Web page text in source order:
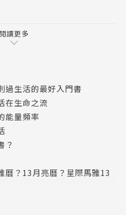
是時間的奧祕。
蘭詩人／學者／哲學家
的安排嗎？
動」，學習與環境自然共振，
的生活步調，調頻共時，
、真實的自己。
人／朱衍舞．Rafeeka
豐
閱讀更多
過生活的最好入門書
在生命之流
能量頻率
？
？13月亮曆？星際馬雅13